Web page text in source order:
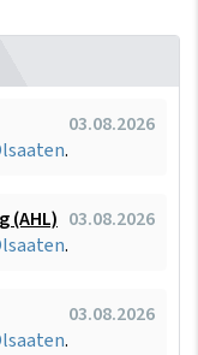
03.08.2026
.
(AHL) 03.08.2026
.
03.08.2026
.